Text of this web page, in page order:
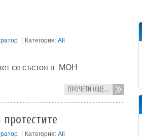
Категория: All
се състоя в МОН
ПРОЧЕТИ ОЩЕ...
Категория: All